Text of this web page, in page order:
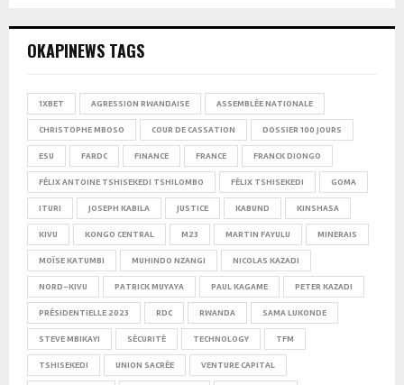
OKAPINEWS TAGS
1XBET AGRESSION RWANDAISE ASSEMBLÉE NATIONALE
CHRISTOPHE MBOSO COUR DE CASSATION DOSSIER 100 JOURS
ESU FARDC FINANCE FRANCE FRANCK DIONGO
FÉLIX ANTOINE TSHISEKEDI TSHILOMBO FÉLIX TSHISEKEDI GOMA
ITURI JOSEPH KABILA JUSTICE KABUND KINSHASA
KIVU KONGO CENTRAL M23 MARTIN FAYULU MINERAIS
MOÏSE KATUMBI MUHINDO NZANGI NICOLAS KAZADI
NORD-KIVU PATRICK MUYAYA PAUL KAGAME PETER KAZADI
PRÉSIDENTIELLE 2023 RDC RWANDA SAMA LUKONDE
STEVE MBIKAYI SÉCURITÉ TECHNOLOGY TFM
TSHISEKEDI UNION SACRÉE VENTURE CAPITAL